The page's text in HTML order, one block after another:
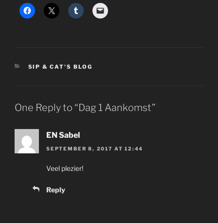
CATEGORIES
SIP & CAT'S BLOG
One Reply to “Dag 1 Aankomst”
EN Sabel
SEPTEMBER 8, 2017 AT 12:44
Veel plezier!
Reply